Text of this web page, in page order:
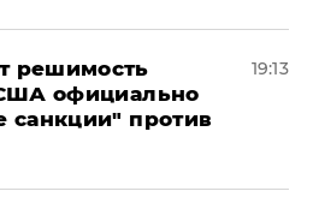
решимость
официально
санкции" против
19:13